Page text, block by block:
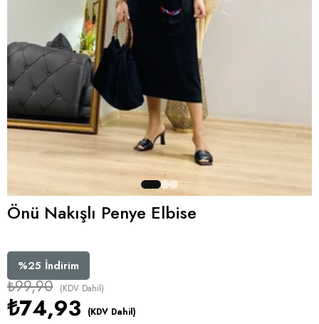
Önü Nakışlı Penye Elbise
%25 İndirim
₺99,90 (KDV Dahil)
₺74,93 (KDV Dahil)